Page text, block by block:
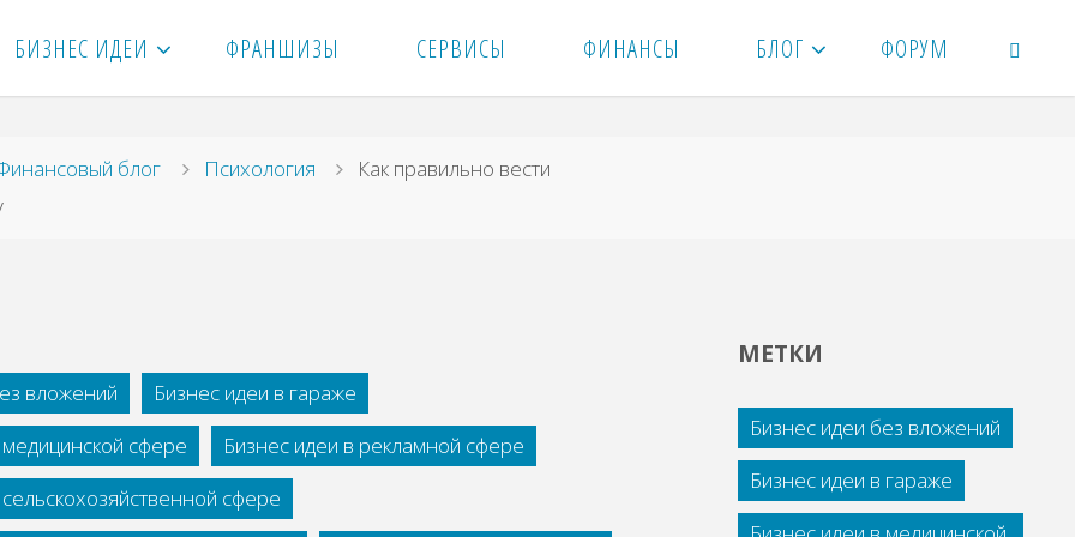
БИЗНЕС ИДЕИ ФРАНШИЗЫ СЕРВИСЫ ФИНАНСЫ БЛОГ ФОРУМ
блог Психология
Как правильно вести
вложений
Бизнес идеи в гараже
сфере
Бизнес идеи в рекламной сфере
сфере
МЕТКИ
Бизнес идеи без вложений
Бизнес идеи в гараже